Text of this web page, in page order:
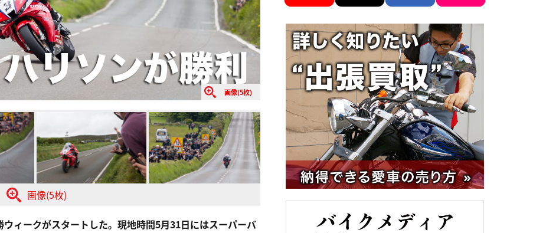
画像(5枚)
画像(5枚)
ィークがスタートした。現地時間5月31日にはスーパーバ